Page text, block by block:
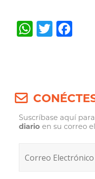
Suscríbase aquí
diario en su correo